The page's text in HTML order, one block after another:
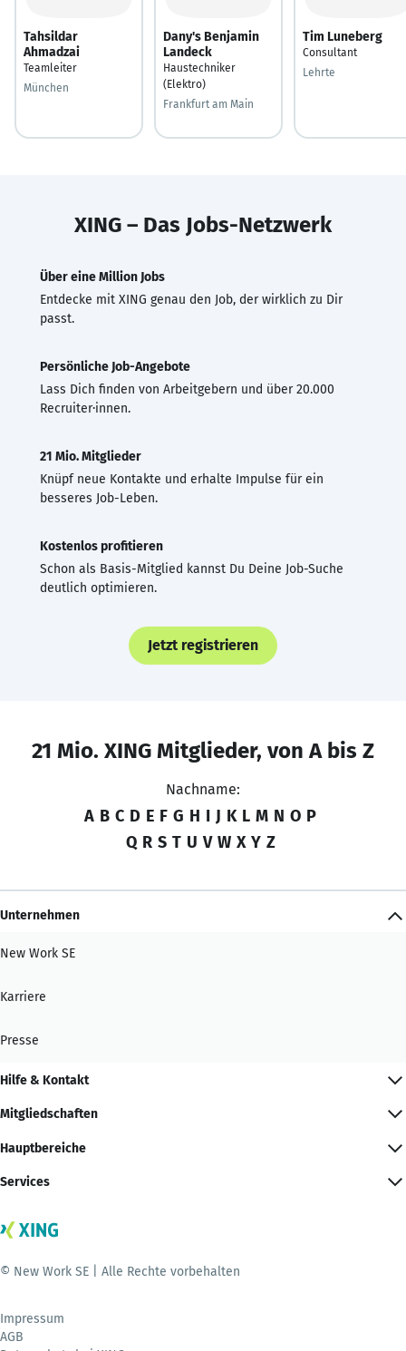
Tahsildar
Ahmadzai
Teamleiter
München
Dany's Benjamin
Landeck
Haustechniker
(Elektro)
Frankfurt am Main
Tim Luneberg
Consultant
Lehrte
XING – Das Jobs-Netzwerk
Über eine Million Jobs
Entdecke mit XING genau den Job, der wirklich zu Dir
passt.
Persönliche Job-Angebote
Lass Dich finden von Arbeitgebern und über 20.000
Recruiter·innen.
21 Mio. Mitglieder
Knüpf neue Kontakte und erhalte Impulse für ein
besseres Job-Leben.
Kostenlos profitieren
Schon als Basis-Mitglied kannst Du Deine Job-Suche
deutlich optimieren.
Jetzt registrieren
21 Mio. XING Mitglieder, von A bis Z
Nachname:
A B C D E F G H I J K L M N O P
Q R S T U V W X Y Z
Unternehmen
New Work SE
Karriere
Presse
Hilfe & Kontakt
Mitgliedschaften
Hauptbereiche
Services
© New Work SE | Alle Rechte vorbehalten
Impressum
AGB